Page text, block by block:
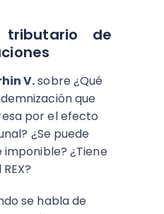
tributario de
V.sobre ¿Qué
que
por el efecto
¿Se puede
¿Tiene
se habla de